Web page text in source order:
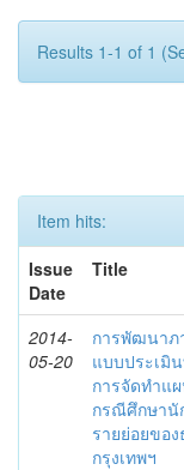
Results 1-1 of 1
Item hits:
Issue
Date
Title
2014-
05-20
การพัฒนาภ
แบบประเมิ
การจัดทำแ
กรณีศึกษานั
รายย่อยขอ
กรุงเทพฯ